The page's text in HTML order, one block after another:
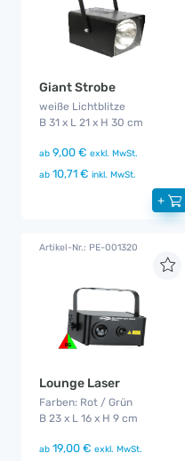
Giant Strobe
weiße Lichtblitze
B 31 x L 21 x H 30 cm
ab 9,00 € exkl. MwSt.
ab 10,71 € inkl. MwSt.
+
Artikel-Nr.: PE-001320
Lounge Laser
Farben: Rot / Grün
B 23 x L 16 x H 9 cm
ab 19,00 € exkl. MwSt.